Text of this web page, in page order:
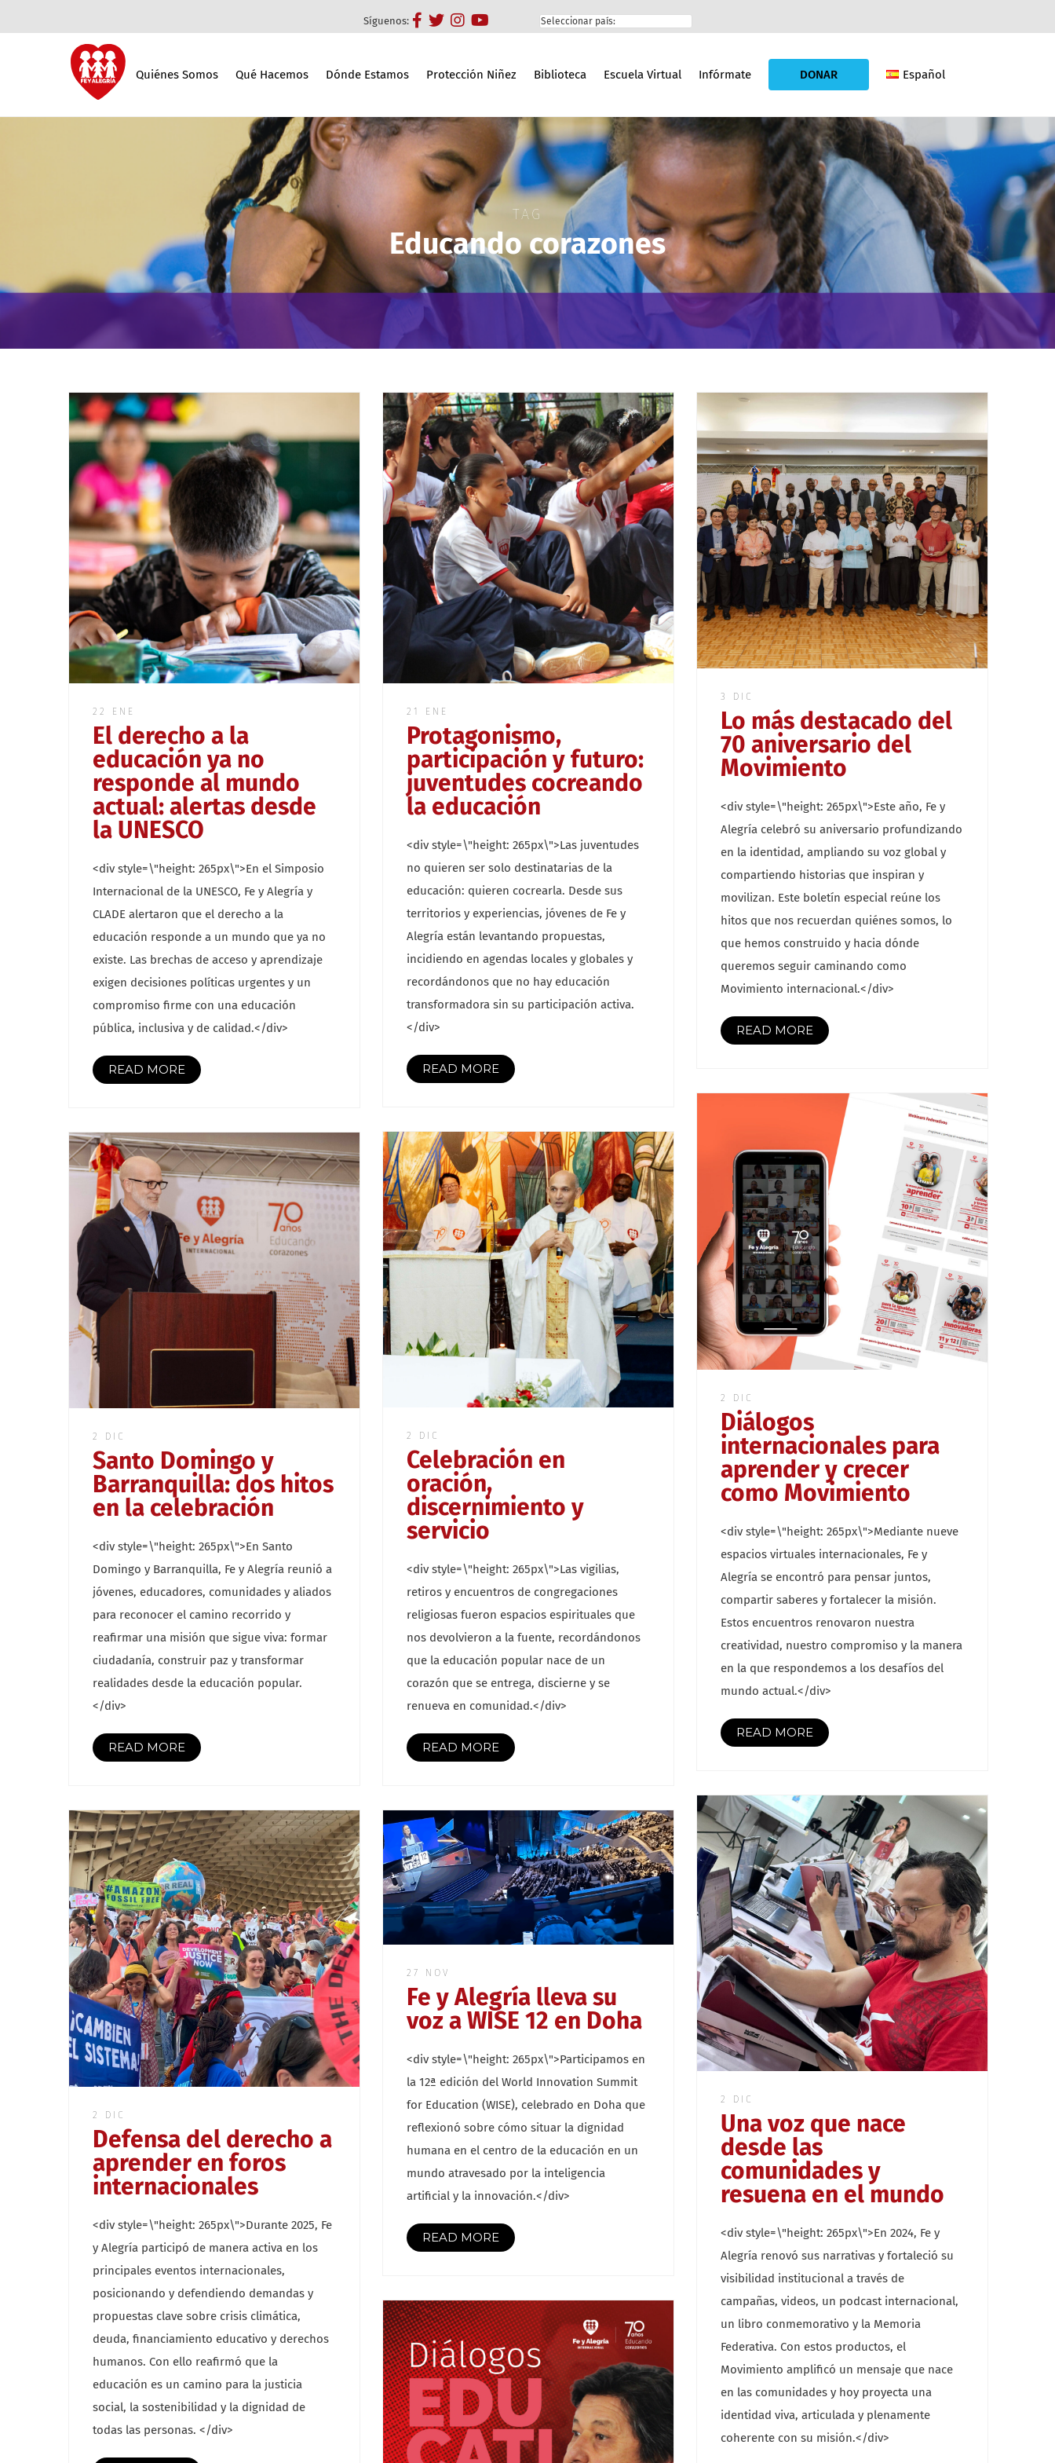
Síguenos:
Quiénes Somos Qué Hacemos Dónde Estamos Protección Niñez Biblioteca Escuela Virtual Infórmate DONAR Español
TAG
Educando corazones
22 ENE
El derecho a la
educación ya no
responde al mundo
actual: alertas desde
la UNESCO
<div style=\"height: 265px\">En el Simposio
Internacional de la UNESCO, Fe y Alegría y
CLADE alertaron que el derecho a la
educación responde a un mundo que ya no
existe. Las brechas de acceso y aprendizaje
exigen decisiones políticas urgentes y un
compromiso firme con una educación
pública, inclusiva y de calidad.</div>
READ MORE
21 ENE
Protagonismo,
participación y futuro:
juventudes cocreando
la educación
<div style=\"height: 265px\">Las juventudes
no quieren ser solo destinatarias de la
educación: quieren cocrearla. Desde sus
territorios y experiencias, jóvenes de Fe y
Alegría están levantando propuestas,
incidiendo en agendas locales y globales y
recordándonos que no hay educación
transformadora sin su participación activa.
</div>
READ MORE
3 DIC
Lo más destacado del
70 aniversario del
Movimiento
<div style=\"height: 265px\">Este año, Fe y
Alegría celebró su aniversario profundizando
en la identidad, ampliando su voz global y
compartiendo historias que inspiran y
movilizan. Este boletín especial reúne los
hitos que nos recuerdan quiénes somos, lo
que hemos construido y hacia dónde
queremos seguir caminando como
Movimiento internacional.</div>
READ MORE
2 DIC
Diálogos
internacionales para
aprender y crecer
como Movimiento
<div style=\"height: 265px\">Mediante nueve
espacios virtuales internacionales, Fe y
Alegría se encontró para pensar juntos,
compartir saberes y fortalecer la misión.
Estos encuentros renovaron nuestra
creatividad, nuestro compromiso y la manera
en la que respondemos a los desafíos del
mundo actual.</div>
READ MORE
2 DIC
Celebración en
oración,
discernimiento y
servicio
<div style=\"height: 265px\">Las vigilias,
retiros y encuentros de congregaciones
religiosas fueron espacios espirituales que
nos devolvieron a la fuente, recordándonos
que la educación popular nace de un
corazón que se entrega, discierne y se
renueva en comunidad.</div>
READ MORE
2 DIC
Santo Domingo y
Barranquilla: dos hitos
en la celebración
<div style=\"height: 265px\">En Santo
Domingo y Barranquilla, Fe y Alegría reunió a
jóvenes, educadores, comunidades y aliados
para reconocer el camino recorrido y
reafirmar una misión que sigue viva: formar
ciudadanía, construir paz y transformar
realidades desde la educación popular.
</div>
READ MORE
2 DIC
Una voz que nace
desde las
comunidades y
resuena en el mundo
<div style=\"height: 265px\">En 2024, Fe y
Alegría renovó sus narrativas y fortaleció su
visibilidad institucional a través de
campañas, videos, un podcast internacional,
un libro conmemorativo y la Memoria
Federativa. Con estos productos, el
Movimiento amplificó un mensaje que nace
en las comunidades y hoy proyecta una
identidad viva, articulada y plenamente
coherente con su misión.</div>
2 DIC
Defensa del derecho a
aprender en foros
internacionales
<div style=\"height: 265px\">Durante 2025, Fe
y Alegría participó de manera activa en los
principales eventos internacionales,
posicionando y defendiendo demandas y
propuestas clave sobre crisis climática,
deuda, financiamiento educativo y derechos
humanos. Con ello reafirmó que la
educación es un camino para la justicia
social, la sostenibilidad y la dignidad de
todas las personas. </div>
27 NOV
Fe y Alegría lleva su
voz a WISE 12 en Doha
<div style=\"height: 265px\">Participamos en
la 12ª edición del World Innovation Summit
for Education (WISE), celebrado en Doha que
reflexionó sobre cómo situar la dignidad
humana en el centro de la educación en un
mundo atravesado por la inteligencia
artificial y la innovación.</div>
READ MORE